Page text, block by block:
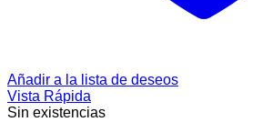
Añadir a la lista de deseos
Vista Rápida
Sin existencias